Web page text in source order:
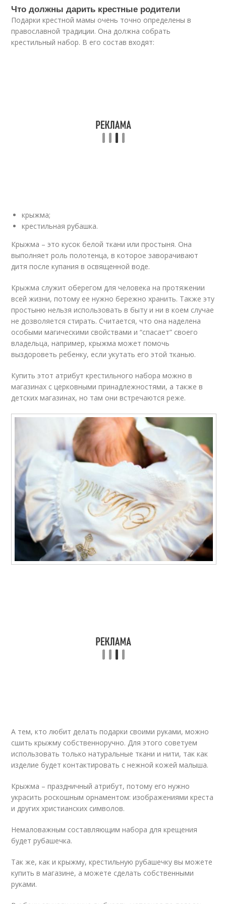
Что должны дарить крестные родители
Подарки крестной мамы очень точно определены в
православной традиции. Она должна собрать
крестильный набор. В его состав входят:
крыжма;
крестильная рубашка.
Крыжма – это кусок белой ткани или простыня. Она
выполняет роль полотенца, в которое заворачивают
дитя после купания в освященной воде.
Крыжма служит оберегом для человека на протяжении
всей жизни, потому ее нужно бережно хранить. Также эту
простыню нельзя использовать в быту и ни в коем случае
не дозволяется стирать. Считается, что она наделена
особыми магическими свойствами и “спасает” своего
владельца, например, крыжма может помочь
выздороветь ребенку, если укутать его этой тканью.
Купить этот атрибут крестильного набора можно в
магазинах с церковными принадлежностями, а также в
детских магазинах, но там они встречаются реже.
А тем, кто любит делать подарки своими руками, можно
сшить крыжму собственноручно. Для этого советуем
использовать только натуральные ткани и нити, так как
изделие будет контактировать с нежной кожей малыша.
Крыжма – праздничный атрибут, потому его нужно
украсить роскошным орнаментом: изображениями креста
и других христианских символов.
Немаловажным составляющим набора для крещения
будет рубашечка.
Так же, как и крыжму, крестильную рубашечку вы можете
купить в магазине, а можете сделать собственными
руками.